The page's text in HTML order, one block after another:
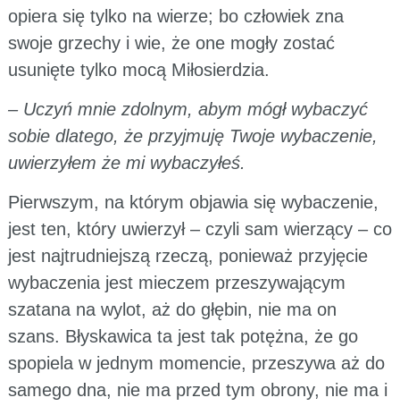
opiera się tylko na wierze; bo człowiek zna
swoje grzechy i wie, że one mogły zostać
usunięte tylko mocą Miłosierdzia.
– Uczyń mnie zdolnym, abym mógł wybaczyć
sobie dlatego, że przyjmuję Twoje wybaczenie,
uwierzyłem że mi wybaczyłeś.
Pierwszym, na którym objawia się wybaczenie,
jest ten, który uwierzył – czyli sam wierzący – co
jest najtrudniejszą rzeczą, ponieważ przyjęcie
wybaczenia jest mieczem przeszywającym
szatana na wylot, aż do głębin, nie ma on
szans. Błyskawica ta jest tak potężna, że go
spopiela w jednym momencie, przeszywa aż do
samego dna, nie ma przed tym obrony, nie ma i